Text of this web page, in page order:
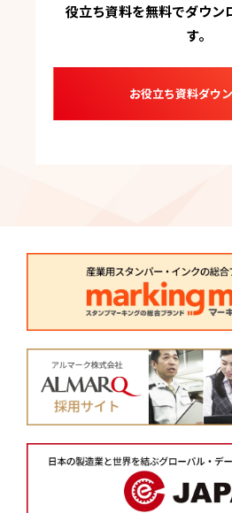
役立ち資料を無料でダウン
す。
お役立ち資料ダウ